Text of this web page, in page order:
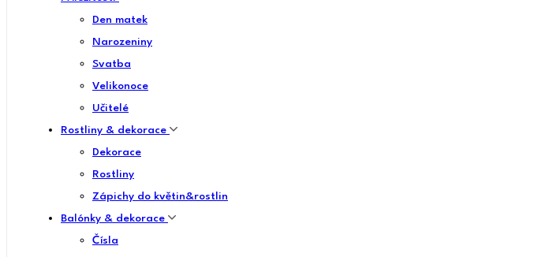
Den matek
Narozeniny
Svatba
Velikonoce
Učitelé
Rostliny & dekorace
Dekorace
Rostliny
Zápichy do květin&rostlin
Balónky & dekorace
Čísla